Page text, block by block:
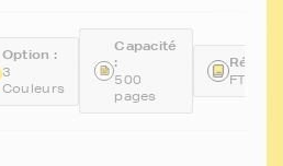
Option :
3
Couleurs
Capacité
:
500
pages